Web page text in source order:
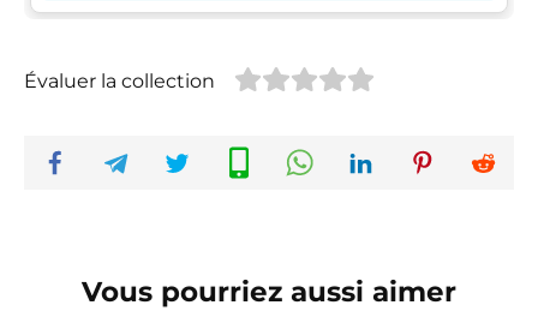
Évaluer la collection
Vous pourriez aussi aimer